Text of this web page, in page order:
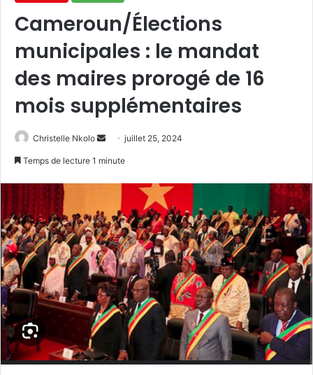
Cameroun/Élections
municipales : le mandat
des maires prorogé de 16
mois supplémentaires
Christelle Nkolo
e
r
u
n
c
o
u
r
juillet 25, 2024
Temps de lecture 1 minute